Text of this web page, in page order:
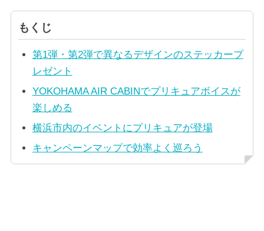
もくじ
第1弾・第2弾で異なるデザインのステッカープ
レゼント
YOKOHAMA AIR CABINでプリキュアボイスが
楽しめる
横浜市内のイベントにプリキュアが登場
キャンペーンマップで効率よく巡ろう